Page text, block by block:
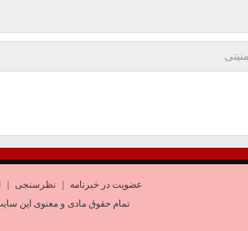
عضویت در خبرنامه | نظرسنجی |
تمام حقوق مادی و معنوی این